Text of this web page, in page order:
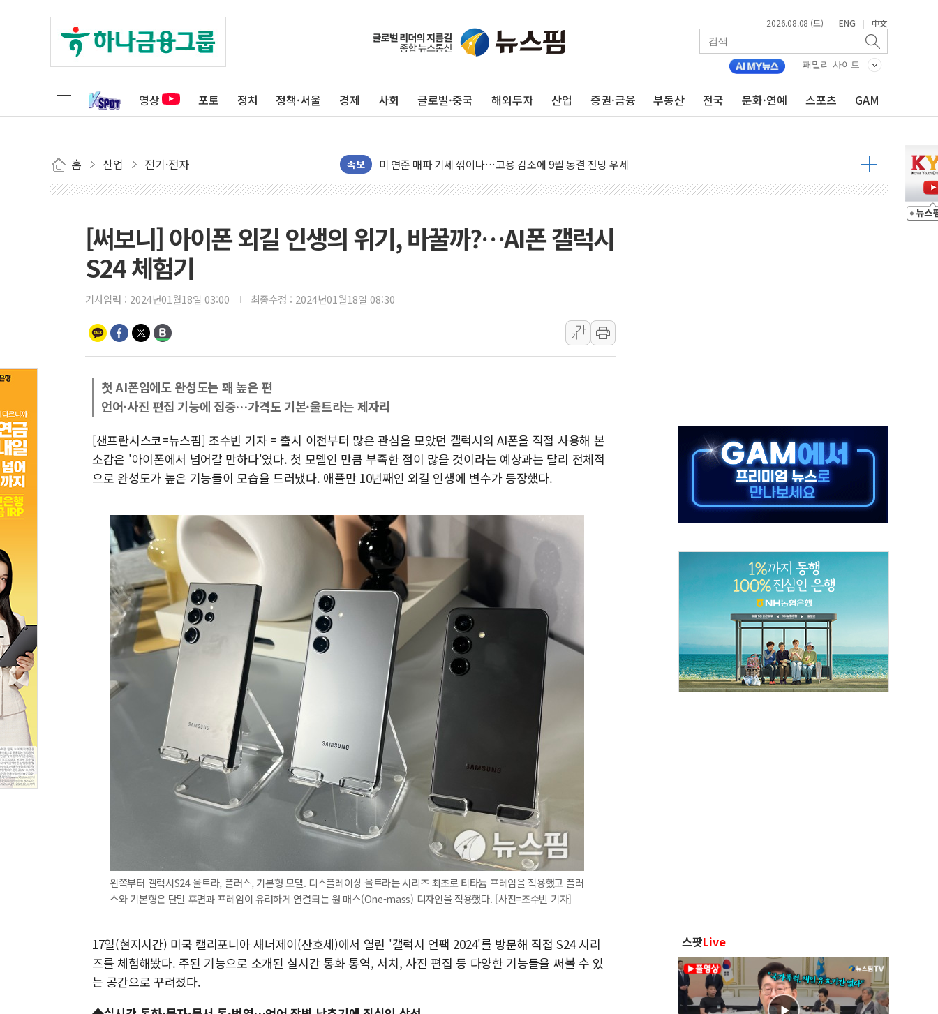
2026.08.08 (토) | ENG | 中文
패밀리 사이트
영상 포토 정치 정책·서울 경제 사회 글로벌·중국 해외투자 산업 증권·금융 부동산 전국 문화·연예 스포츠 GAM
홈 산업 전기·전자 속보
민주, 오늘 제주·인천 경선 결과 발표...'김민석 재역전 vs 정청래 격차 확대'
한상협, 업계 개인정보 보안 새판 짠다…'자율규제단체' 타진
트럼프, 쿡 연준 이사 해임 재추진…"26일까지 의혹 소명" 요구
유럽증시, 美 고용 예상 밖 부진에 연준 금리 인상 가능성 낮아지며 상승… STOXX 600 지수는 나흘 연속 최고치
[종합] 이슬람 수니파 3국, '공동방위협정' 체결… 이스라엘·이란 위협에 맞설 자체 억지력 강화
트럼프, 백신·자폐증 행정명령 검토…"이르면 다음 주"
이란 핵심 원유 수출항 '하르그섬', 최근 1주일 이상 '올스톱'… 美 해상봉쇄 영향
美 고용 쇼크에 엔화 장중 급등…시장은 "또 개입했나" 촉각
[사진] 이슬람 수니파 3개국, 공동방위협정 체결
뉴욕증시 개장 전 특징주...아틀라시안·클라우드플레어·태양광주↑ VS 트레이드데스크·웬디스↓
특정 정치인 측근 포항시 정책특보 내정설...포항시 '시끌'
李 "해남 태양광, 대한민국 다음 100년 밑거름…수도권 집중 완화 전환점"
[써보니] 아이폰 외길 인생의 위기, 바꿀까?…AI폰 갤럭시
S24 체험기
기사입력 : 2024년01월18일 03:00 최종수정 : 2024년01월18일 08:30
가
가
첫 AI폰임에도 완성도는 꽤 높은 편
언어·사진 편집 기능에 집중…가격도 기본·울트라는 제자리
[샌프란시스코=뉴스핌] 조수빈 기자 = 출시 이전부터 많은 관심을 모았던 갤럭시의 AI폰을 직접 사용해 본
소감은 '아이폰에서 넘어갈 만하다'였다. 첫 모델인 만큼 부족한 점이 많을 것이라는 예상과는 달리 전체적
으로 완성도가 높은 기능들이 모습을 드러냈다. 애플만 10년째인 외길 인생에 변수가 등장했다.
왼쪽부터 갤럭시S24 울트라, 플러스, 기본형 모델. 디스플레이상 울트라는 시리즈 최초로 티타늄 프레임을 적용했고 플러
스와 기본형은 단말 후면과 프레임이 유려하게 연결되는 원 매스(One-mass) 디자인을 적용했다. [사진=조수빈 기자]
17일(현지시간) 미국 캘리포니아 새너제이(산호세)에서 열린 '갤럭시 언팩 2024'를 방문해 직접 S24 시리
즈를 체험해봤다. 주된 기능으로 소개된 실시간 통화 통역, 서치, 사진 편집 등 다양한 기능들을 써볼 수 있
는 공간으로 꾸려졌다.
스팟Live